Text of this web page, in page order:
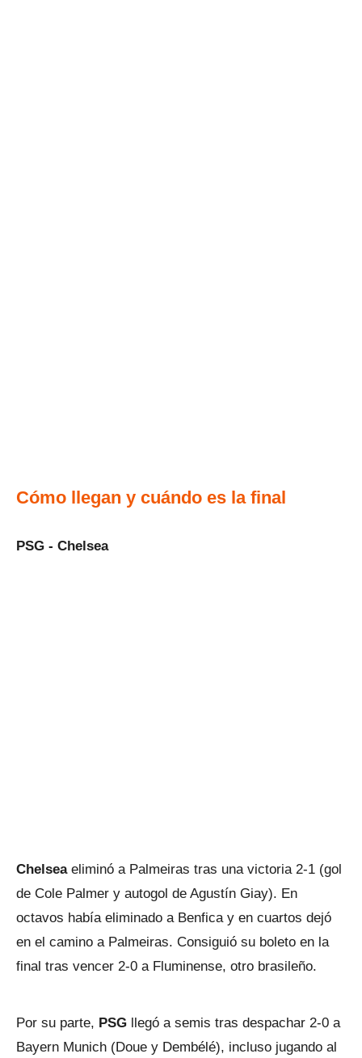
Cómo llegan y cuándo es la final
PSG - Chelsea
Chelseaeliminó a Palmeiras tras una victoria 2‑1 (gol
de Cole Palmer y autogol de Agustín Giay). En
octavos había eliminado a Benfica y en cuartos dejó
en el camino a Palmeiras. Consiguió su boleto en la
final tras vencer 2-0 a Fluminense, otro brasileño.
Por su parte, PSG llegó a semis tras despachar 2‑0 a
Bayern Munich (Doue y Dembélé), incluso jugando al